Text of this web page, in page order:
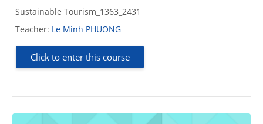
Sustainable Tourism_1363_2431
Teacher: Le Minh PHUONG
Click to enter this course